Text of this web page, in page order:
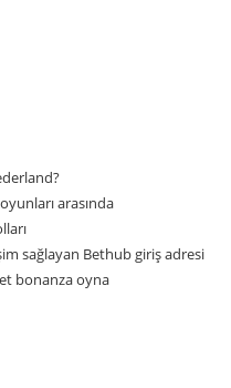
arasında
sağlayan Bethub giriş adresi
bonanza oyna